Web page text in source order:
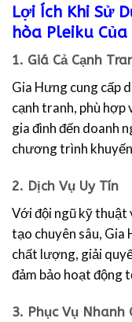
Lợi Ích Khi Sử
hòa Pleiku
1. Giá Cả Cạnh
Gia Hưng cung cấp
cạnh tranh, phù
gia đình đến doanh
chương trình
2. Dịch Vụ Uy Tín
Với đội ngũ kỹ thuật
tạo chuyên sâu, Gia
chất lượng, giải
đảm bảo hoạt động
3. Phục Vụ Nhanh